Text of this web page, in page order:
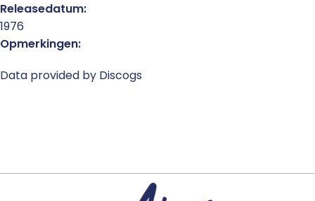
Releasedatum:
1976
Opmerkingen:
Data provided by Discogs